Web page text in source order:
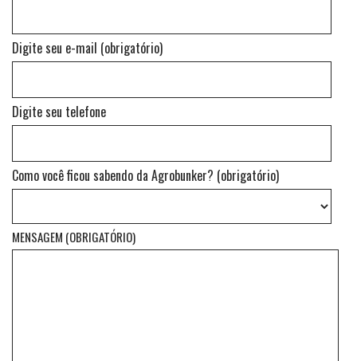
Digite seu e-mail (obrigatório)
Digite seu telefone
Como você ficou sabendo da Agrobunker? (obrigatório)
MENSAGEM (OBRIGATÓRIO)